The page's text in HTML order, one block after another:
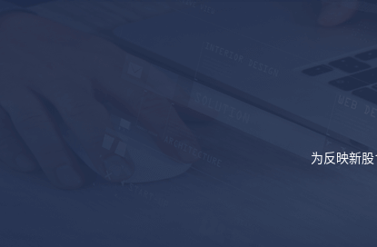
为反映新